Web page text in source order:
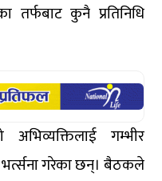
तर्फबाट कुनै प्रतिनिधि
अभिव्यक्तिलाई गम्भीर
गरेका छन्। बैठकले